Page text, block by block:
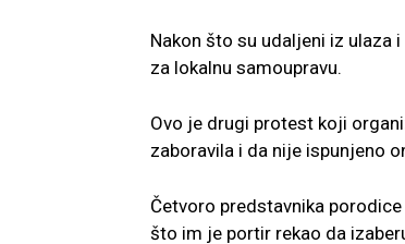
Nakon što su udaljeni iz ulaza
za lokalnu samoupravu.
Ovo je drugi protest koji
zaboravila i da nije ispunjeno
Četvoro predstavnika
što im je portir rekao da